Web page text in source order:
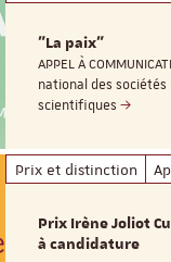
"La paix"
APPEL À
national des
scientifiques
Prix et distinction
Prix Irène Joliot
à candidature